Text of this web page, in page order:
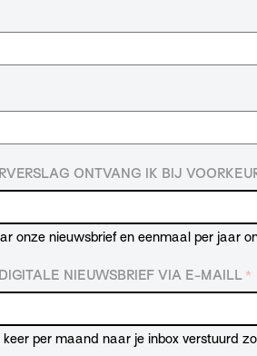
ONTVANG IK BIJ
onze nieuwsbrief en eenmaal per jaar
NIEUWSBRIEF VIA E-MAILL *
per maand naar je inbox verstuurd